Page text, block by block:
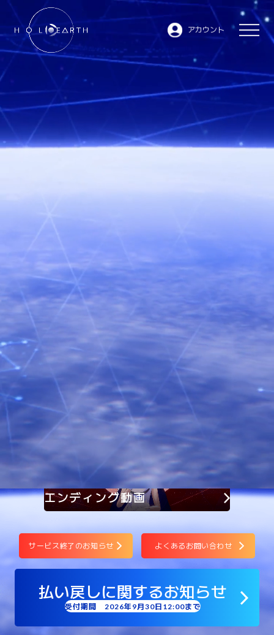
アカウント
EN
ホロアースとは
データベース
- キャラクター
- エリア
マーケットプレイス
よくあるお問い合わせ
ホロアースは サービスを終了いたしました
長らくのご愛顧ありがとうございました。
エンディング動画
サービス終了のお知らせ よくあるお問い合わせ
払い戻しに関するお知らせ
受付期間 2026年9月30日12:00まで